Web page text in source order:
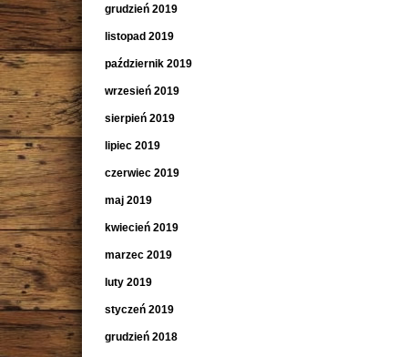
grudzień 2019
listopad 2019
październik 2019
wrzesień 2019
sierpień 2019
lipiec 2019
czerwiec 2019
maj 2019
kwiecień 2019
marzec 2019
luty 2019
styczeń 2019
grudzień 2018